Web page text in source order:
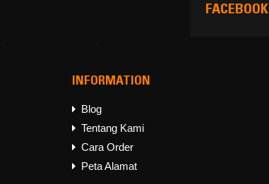
FACEBOOK
INFORMATION
Blog
Tentang Kami
Cara Order
Peta Alamat